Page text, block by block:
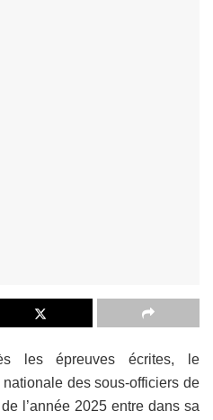
les épreuves écrites, le
nationale des sous-officiers de
l’année 2025 entre dans sa